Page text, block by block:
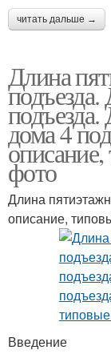
читать дальше →
Длина
дома 4
фото
Длина
описание,
Введение